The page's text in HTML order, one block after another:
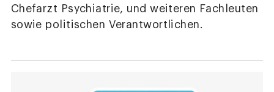
Chefarzt Psychiatrie, und weiteren Fachleuten
sowie politischen Verantwortlichen.